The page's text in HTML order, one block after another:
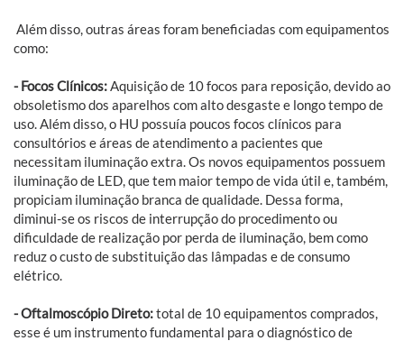
Além disso, outras áreas foram beneficiadas com equipamentos
como:
- Focos Clínicos:Aquisição de 10 focos para reposição, devido ao
obsoletismo dos aparelhos com alto desgaste e longo tempo de
uso. Além disso, o HU possuía poucos focos clínicos para
consultórios e áreas de atendimento a pacientes que
necessitam iluminação extra. Os novos equipamentos possuem
iluminação de LED, que tem maior tempo de vida útil e, também,
propiciam iluminação branca de qualidade. Dessa forma,
diminui-se os riscos de interrupção do procedimento ou
dificuldade de realização por perda de iluminação, bem como
reduz o custo de substituição das lâmpadas e de consumo
elétrico.
- Oftalmoscópio Direto:total de 10 equipamentos comprados,
esse é um instrumento fundamental para o diagnóstico de